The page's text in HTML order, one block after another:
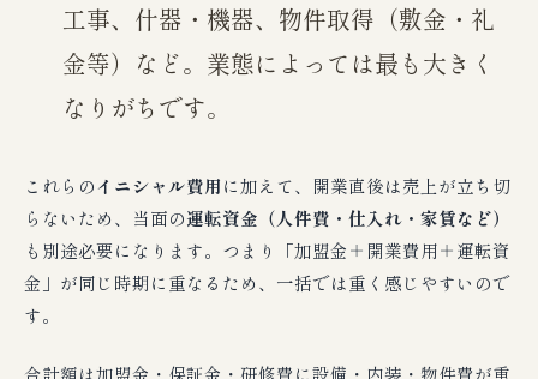
工事、什器・機器、物件取得（敷金・礼
金等）など。業態によっては最も大きく
なりがちです。
これらのイニシャル費用に加えて、開業直後は売上が立ち切
らないため、当面の運転資金（人件費・仕入れ・家賃など）
も別途必要になります。つまり「加盟金＋開業費用＋運転資
金」が同じ時期に重なるため、一括では重く感じやすいので
す。
合計額は加盟金・保証金・研修費に設備・内装・物件費が重